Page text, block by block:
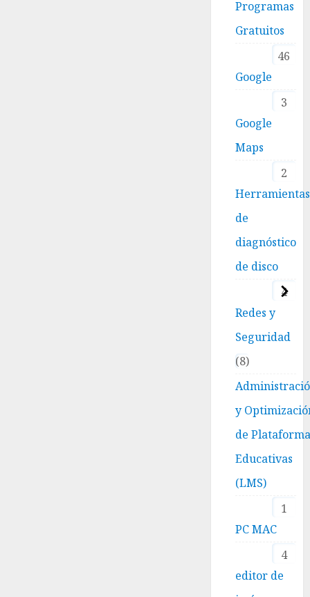
Programas
Gratuitos
46
Google
3
Google
Maps
2
Herramientas
de
diagnóstico
de disco
4
Redes y
Seguridad
8
y
de
Educativas
(LMS)
1
PC MAC
4
editor de